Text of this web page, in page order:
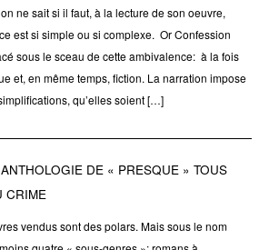
ne sait si il faut, à la lecture de son oeuvre,
est si simple ou si complexe. Or Confession
sous le sceau de cette ambivalence: à la fois
et, en même temps, fiction. La narration impose
qu’elles soient […]
DE « PRESQUE » TOUS
CRIME
vendus sont des polars. Mais sous le nom